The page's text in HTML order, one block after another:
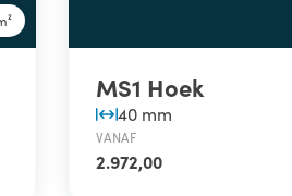
MS1 Hoek
40 mm
VANAF
2.972,00